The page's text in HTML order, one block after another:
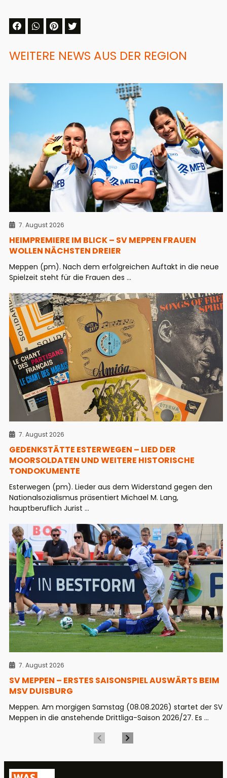
WEITERE NEWS AUS DER REGION
7. August 2026
HEIMPREMIERE IM BLICK – SV MEPPEN FRAUEN
WOLLEN NÄCHSTEN DREIER
Meppen (pm). Nach dem erfolgreichen Auftakt in die neue
Spielzeit steht für die Frauen des ...
7. August 2026
GEDENKSTÄTTE ESTERWEGEN – LIED DER
MOORSOLDATEN UND WEITERE HISTORISCHE
TONDOKUMENTE
Esterwegen (pm). Lieder aus dem Widerstand gegen den
Nationalsozialismus präsentiert Michael M. Lang,
hauptberuflich Jurist ...
7. August 2026
SV MEPPEN – ERSTES SAISONSPIEL AUSWÄRTS BEIM
MSV DUISBURG
Meppen. Am morgigen Samstag (08.08.2026) startet der SV
Meppen in die anstehende Drittliga-Saison 2026/27. Es ...